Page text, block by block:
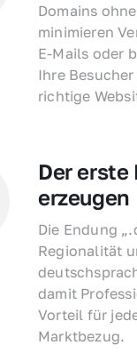
Domains
minimieren
E-Mails oder
Ihre
richtige
Der erste
erzeugen
Die Endung
Regionalität
damit
Vorteil für
Marktbezug.